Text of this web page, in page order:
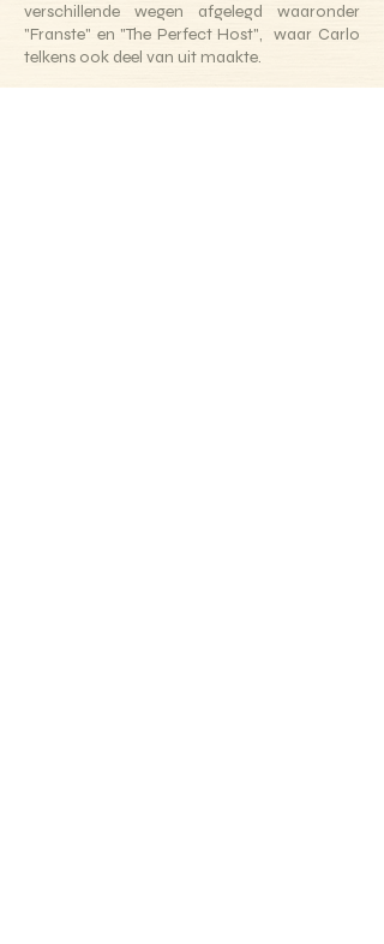
verschillende wegen afgelegd waaronder
"Franste" en "The Perfect Host", waar Carlo
telkens ook deel van uit maakte.